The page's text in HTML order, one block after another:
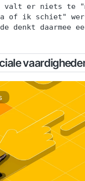
valt er niets te
of ik schiet"
denkt daarmee